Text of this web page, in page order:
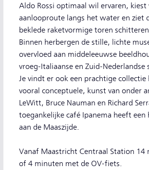
Aldo Rossi optimaal wil ervaren, kiest
aanlooproute langs het water en ziet
beklede raketvormige toren
Binnen herbergen de stille, lichte
overvloed aan middeleeuwse
vroeg-Italiaanse en Zuid-Nederlandse
Je vindt er ook een prachtige collectie
vooral conceptuele, kunst van onder
LeWitt, Bruce Nauman en Richard
toegankelijke café Ipanema heeft een
aan de Maaszijde.
Vanaf Maastricht Centraal Station 14
of 4 minuten met de OV-fiets.